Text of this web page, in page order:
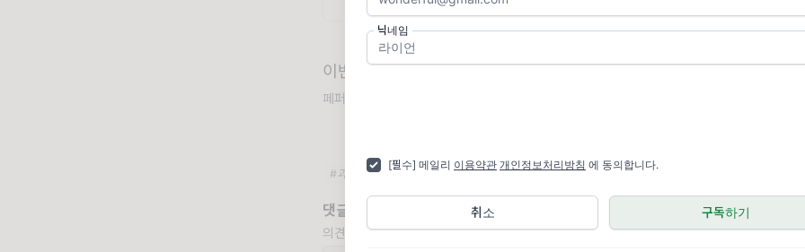
닉네임
[필수] 메일리 이용약관 개인정보처리방침 에 동의합니다.
구독하기
취소
이번 뉴스레터 어떠셨나요?
페퍼노트 님에게 ☕️ 커피와 ✉️ 쪽지를 보내보세요!
#과학 #문화
댓글 2개
의견을 남겨주세요